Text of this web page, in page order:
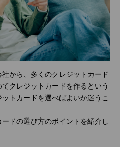
から、多くのクレジットカード
クレジットカードを作るという
トカードを選べばよいか迷うこ
ドの選び方のポイントを紹介し